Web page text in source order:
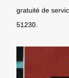
gratuité de
51230.